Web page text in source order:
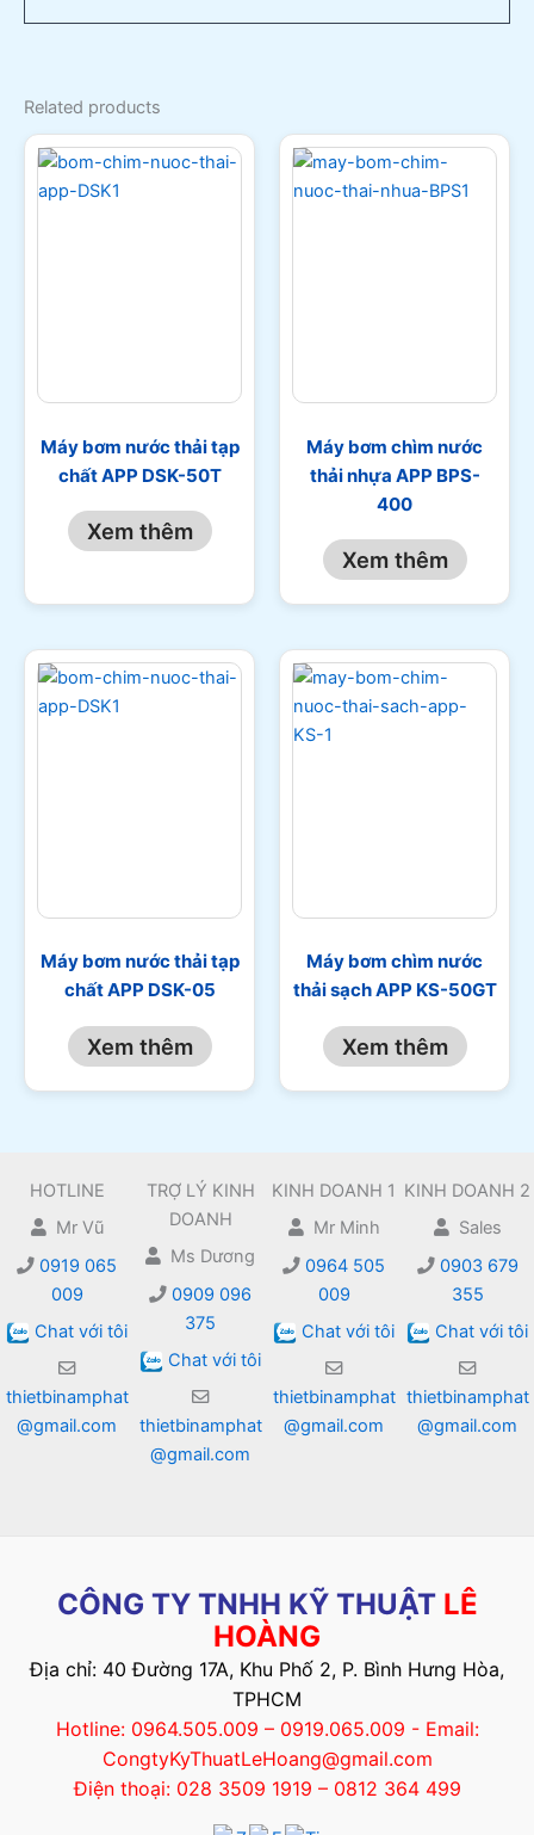
Related products
Máy bơm nước thải tạp
chất APP DSK-50T
Xem thêm
Máy bơm chìm nước
thải nhựa APP BPS-
400
Xem thêm
Máy bơm nước thải tạp
chất APP DSK-05
Xem thêm
Máy bơm chìm nước
thải sạch APP KS-50GT
Xem thêm
HOTLINE
Mr Vũ
0919 065
009
Chat với tôi
thietbinamphat
@gmail.com
TRỢ LÝ KINH
DOANH
Ms Dương
0909 096
375
Chat với tôi
thietbinamphat
@gmail.com
KINH DOANH 1
Mr Minh
0964 505
009
Chat với tôi
thietbinamphat
@gmail.com
KINH DOANH 2
Sales
0903 679
355
Chat với tôi
thietbinamphat
@gmail.com
CÔNG TY TNHH KỸ THUẬT LÊ
HOÀNG
Địa chỉ: 40 Đường 17A, Khu Phố 2, P. Bình Hưng Hòa,
TPHCM
Hotline: 0964.505.009 – 0919.065.009 - Email:
CongtyKyThuatLeHoang@gmail.com
Điện thoại: 028 3509 1919 – 0812 364 499